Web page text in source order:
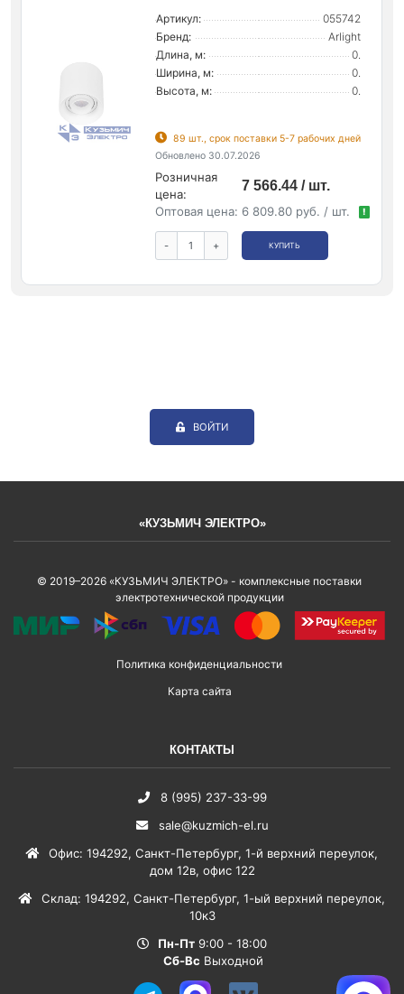
Артикул:
055742
Бренд:
Arlight
Длина, м:
0.
Ширина, м:
0.
Высота, м:
0.
89 шт., срок поставки 5-7 рабочих дней
Обновлено 30.07.2026
Розничная
цена:
7 566.44 / шт.
Оптовая цена: 6 809.80 руб. / шт. !
- + КУПИТЬ
ВОЙТИ
«КУЗЬМИЧ ЭЛЕКТРО»
© 2019–2026 «КУЗЬМИЧ ЭЛЕКТРО» - комплексные поставки
электротехнической продукции
Политика конфиденциальности
Карта сайта
КОНТАКТЫ
8 (995) 237-33-99
sale@kuzmich-el.ru
Офис: 194292, Санкт-Петербург, 1-й верхний переулок,
дом 12в, офис 122
Склад: 194292, Санкт-Петербург, 1-ый верхний переулок,
10к3
Пн-Пт 9:00 - 18:00
Сб-Вс Выходной